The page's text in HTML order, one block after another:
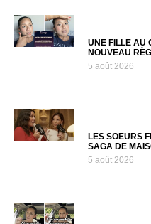
UNE FILLE AU
NOUVEAU
5 août 2026
LES SOEURS
SAGA DE
5 août 2026